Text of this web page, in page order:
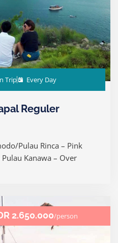
Trip Every Day
Reguler
Pulau Rinca – Pink
Kanawa – Over
2.650.000/person